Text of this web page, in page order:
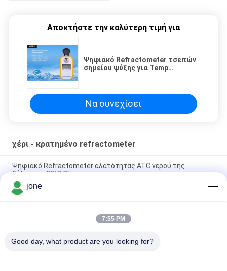
Αποκτήστε την καλύτερη τιμή για
Ψηφιακό Refractometer τσεπών
σημείου ψύξης για Temp
Να συνεχίσει
χέρι - κρατημένο refractometer
Ψηφιακό Refractometer αλατότητας ATC νερού της
θάλασσας 20°C CE
100ppt δώρο που συσκευάζει 2 1 Refractometer αλατότητας
ATC
Ψηφιακός μετρητής αλατότητας ATC ενυδρείων 1.070SG
jone
7:55 PM
Good day, what product are you looking for?